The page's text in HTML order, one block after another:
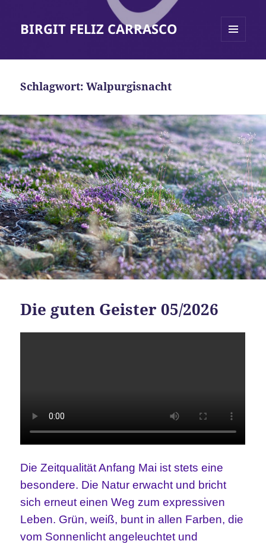
BIRGIT FELIZ CARRASCO
Schlagwort:Walpurgisnacht
Die guten Geister 05/2026
Die Zeitqualität Anfang Mai ist stets eine
besondere. Die Natur erwacht und bricht
sich erneut einen Weg zum expressiven
Leben. Grün, weiß, bunt in allen Farben, die
vom Sonnenlicht angeleuchtet und